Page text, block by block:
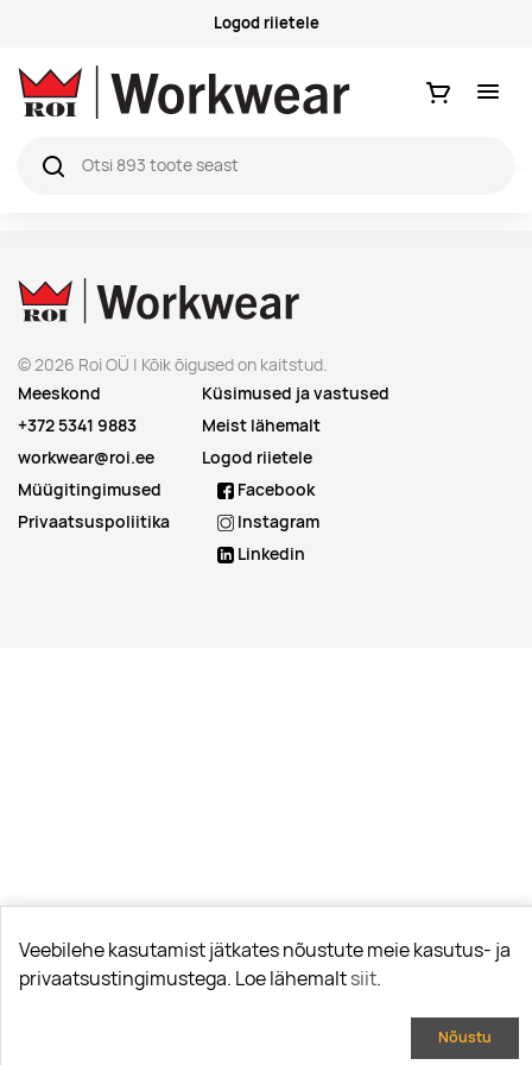
Logod riietele
Ostukorv
© 2026 Roi OÜ | Kõik õigused on kaitstud.
Meeskond
+372 5341 9883
workwear@roi.ee
Küsimused ja vastused
Meist lähemalt
Logod riietele
Müügitingimused
Privaatsuspoliitika
Facebook
Instagram
Linkedin
Veebilehe kasutamist jätkates nõustute meie kasutus- ja
privaatsustingimustega. Loe lähemaltsiit.
Nõustu